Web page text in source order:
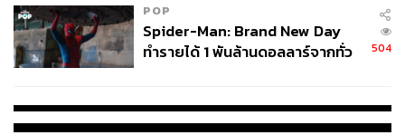
POP
Spider-Man: Brand New Day
ทำรายได้ 1 พันล้านดอลลาร์จากทั่ว
504